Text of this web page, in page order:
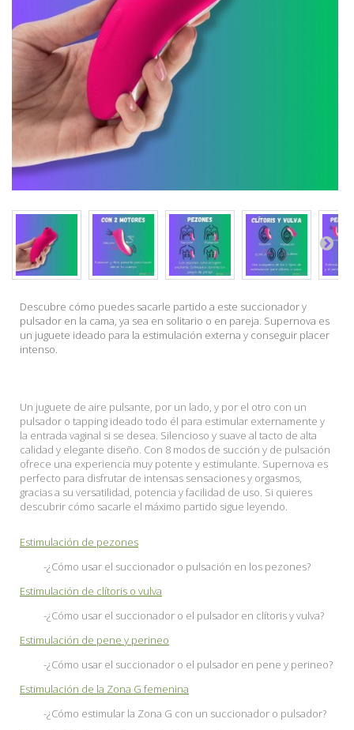
Descubre cómo puedes sacarle partido a este succionador y
pulsador en la cama, ya sea en solitario o en pareja. Supernova es
un juguete ideado para la estimulación externa y conseguir placer
intenso.
Un juguete de aire pulsante, por un lado, y por el otro con un
pulsador o tapping ideado todo él para estimular externamente y
la entrada vaginal si se desea. Silencioso y suave al tacto de alta
calidad y elegante diseño. Con 8 modos de succión y de pulsación
ofrece una experiencia muy potente y estimulante. Supernova es
perfecto para disfrutar de intensas sensaciones y orgasmos,
gracias a su versatilidad, potencia y facilidad de uso. Si quieres
descubrir cómo sacarle el máximo partido sigue leyendo.
Estimulación de pezones
-¿Cómo usar el succionador o pulsación en los pezones?
Estimulación de clítoris o vulva
-¿Cómo usar el succionador o el pulsador en clítoris y vulva?
Estimulación de pene y perineo
-¿Cómo usar el succionador o el pulsador en pene y perineo?
Estimulación de la Zona G femenina
-¿Cómo estimular la Zona G con un succionador o pulsador?